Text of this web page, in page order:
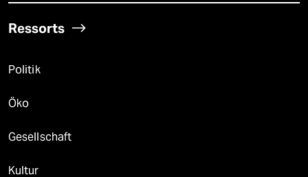
Ressorts
Politik
Öko
Gesellschaft
Kultur